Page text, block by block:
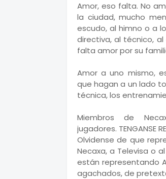
Amor, eso falta. No
la ciudad, mucho
escudo, al himno o a
directiva, al técnico,
falta amor por su
Amor a uno mismo,
que hagan a un lado
técnica, los
Miembros de
jugadores. TENGANSE
Olvidense de que
Necaxa, a Televisa o
están representando A
agachados, de